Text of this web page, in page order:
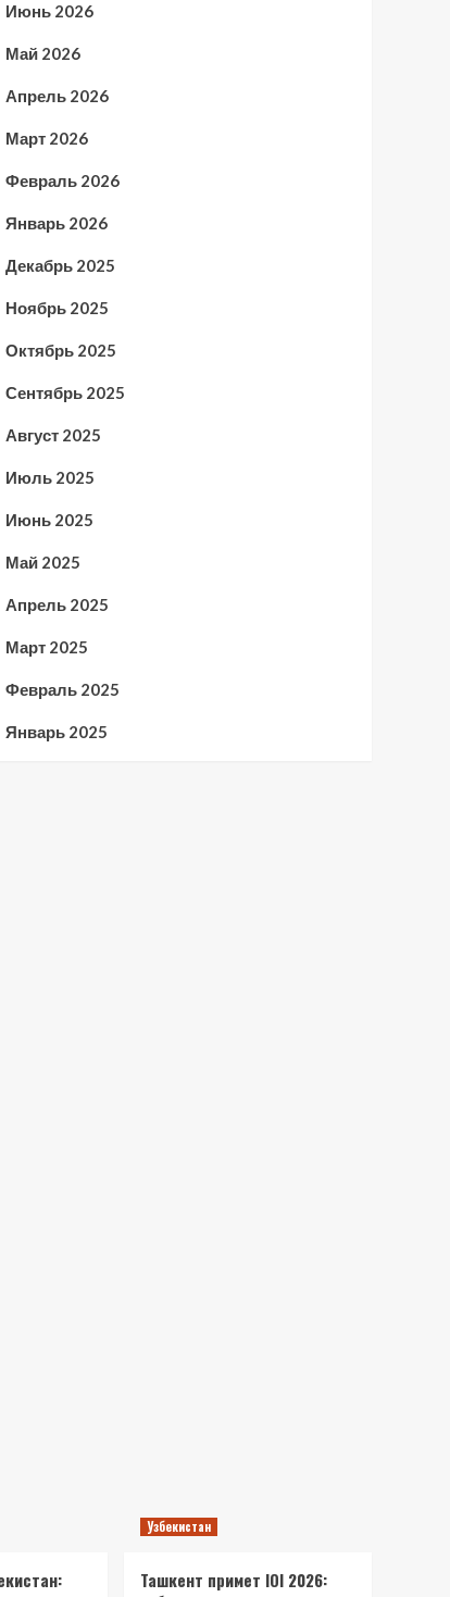
Июнь 2026
Май 2026
Апрель 2026
Март 2026
Февраль 2026
Январь 2026
Декабрь 2025
Ноябрь 2025
Октябрь 2025
Сентябрь 2025
Август 2025
Июль 2025
Июнь 2025
Май 2025
Апрель 2025
Март 2025
Февраль 2025
Январь 2025
Узбекистан
Ташкент примет IOI 2026: